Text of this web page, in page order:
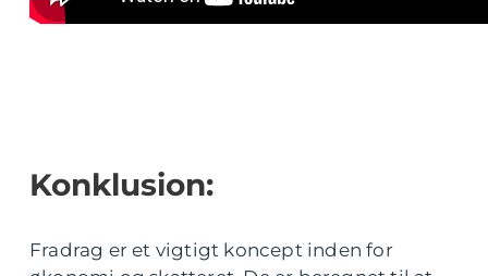
Konklusion:
Fradrag er et vigtigt koncept inden for